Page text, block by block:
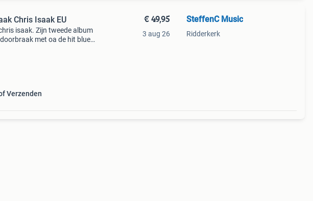
Chris Isaak EU
isaak. Zijn tweede album
met oa de hit blue
Verzenden
€ 49,95
3 aug 26
SteffenC Music
Ridderkerk